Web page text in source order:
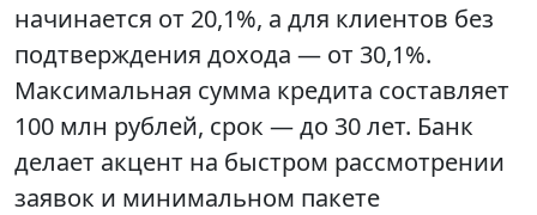
начинается от 20,1%, а для клиентов без
подтверждения дохода — от 30,1%.
Максимальная сумма кредита составляет
100 млн рублей, срок — до 30 лет. Банк
делает акцент на быстром рассмотрении
заявок и минимальном пакете